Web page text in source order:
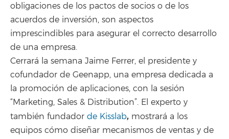
obligaciones de los pactos de socios o de los
acuerdos de inversión, son aspectos
imprescindibles para asegurar el correcto desarrollo
de una empresa.
Cerrará la semana Jaime Ferrer, el presidente y
cofundador de Geenapp, una empresa dedicada a
la promoción de aplicaciones, con la sesión
“Marketing, Sales & Distribution”. El experto y
también fundador de Kisslab, mostrará a los
equipos cómo diseñar mecanismos de ventas y de